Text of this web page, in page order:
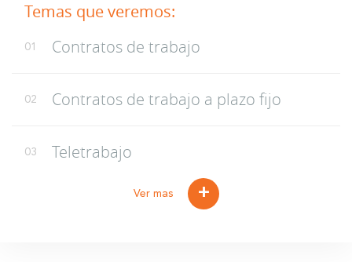
Temas que veremos:
01 Contratos de trabajo
02 Contratos de trabajo a plazo fijo
03 Teletrabajo
Ver mas +